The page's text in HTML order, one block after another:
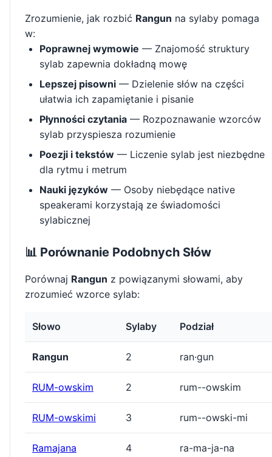
Zrozumienie, jak rozbić Rangun na sylaby pomaga
w:
Poprawnej wymowie — Znajomość struktury
sylab zapewnia dokładną mowę
Lepszej pisowni — Dzielenie słów na części
ułatwia ich zapamiętanie i pisanie
Płynności czytania — Rozpoznawanie wzorców
sylab przyspiesza rozumienie
Poezji i tekstów — Liczenie sylab jest niezbędne
dla rytmu i metrum
Nauki języków — Osoby niebędące native
speakerami korzystają ze świadomości
sylabicznej
📊 Porównanie Podobnych Słów
Porównaj Rangun z powiązanymi słowami, aby
zrozumieć wzorce sylab:
Słowo Sylaby Podział
Rangun 2 ran·gun
RUM-owskim 2 rum--owskim
RUM-owskimi 3 rum--owski-mi
Ramajana 4 ra-ma-ja-na